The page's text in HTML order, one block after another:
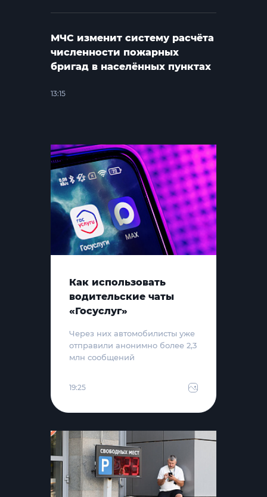
МЧС изменит систему расчёта
численности пожарных
бригад в населённых пунктах
13:15
Как использовать
водительские чаты
«Госуслуг»
Через них автомобилисты уже
отправили анонимно более 2,3
млн сообщений
19:25